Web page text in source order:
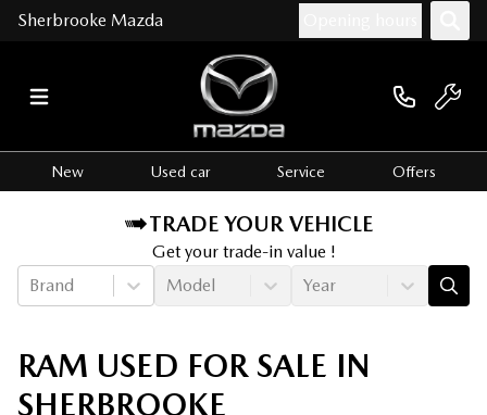
Sherbrooke Mazda
New Used car Service Offers
TRADE YOUR VEHICLE
Get your trade-in value !
Brand
Model Year
RAM USED FOR SALE IN
SHERBROOKE